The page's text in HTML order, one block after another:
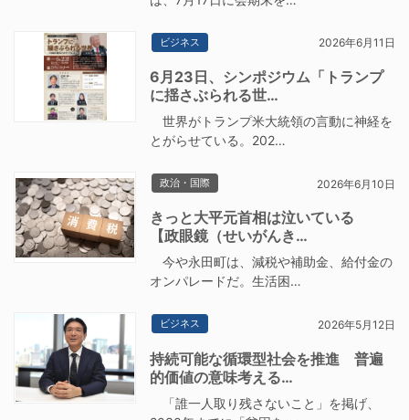
ビジネス 2026年6月11日
6月23日、シンポジウム「トランプ
に揺さぶられる世…
世界がトランプ米大統領の言動に神経を
とがらせている。202…
政治・国際 2026年6月10日
きっと大平元首相は泣いている
【政眼鏡（せいがんき…
今や永田町は、減税や補助金、給付金の
オンパレードだ。生活困…
ビジネス 2026年5月12日
持続可能な循環型社会を推進 普遍
的価値の意味考える…
「誰一人取り残さないこと」を掲げ、